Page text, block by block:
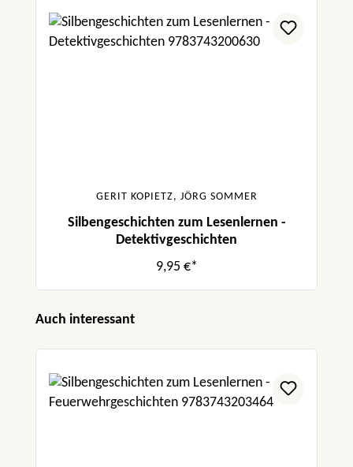
GERIT KOPIETZ, JÖRG SOMMER
Silbengeschichten zum Lesenlernen -
Detektivgeschichten
9,95 €*
Produktgalerie überspringen
Auch interessant